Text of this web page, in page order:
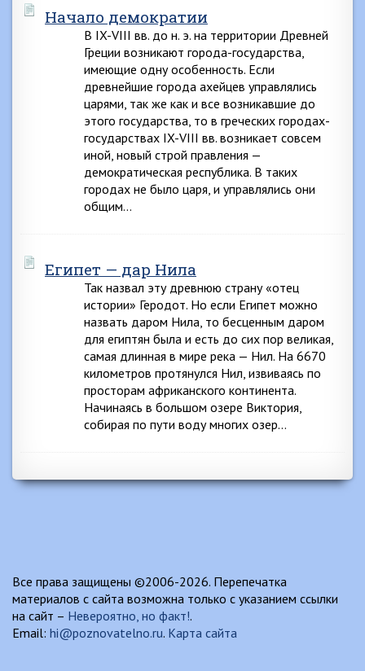
Начало демократии
В IX-VIII вв. до н. э. на территории Древней
Греции возникают города-государства,
имеющие одну особенность. Если
древнейшие города ахейцев управлялись
царями, так же как и все возникавшие до
этого государства, то в греческих городах-
государствах IX-VIII вв. возникает совсем
иной, новый строй правления —
демократическая республика. В таких
городах не было царя, и управлялись они
общим…
Египет — дар Нила
Так назвал эту древнюю страну «отец
истории» Геродот. Но если Египет можно
назвать даром Нила, то бесценным даром
для египтян была и есть до сих пор великая,
самая длинная в мире река — Нил. На 6670
километров протянулся Нил, извиваясь по
просторам африканского континента.
Начинаясь в большом озере Виктория,
собирая по пути воду многих озер…
Все права защищены ©2006-2026. Перепечатка
материалов с сайта возможна только с указанием ссылки
на сайт – Невероятно, но факт!.
Email: hi@poznovatelno.ru. Карта сайта